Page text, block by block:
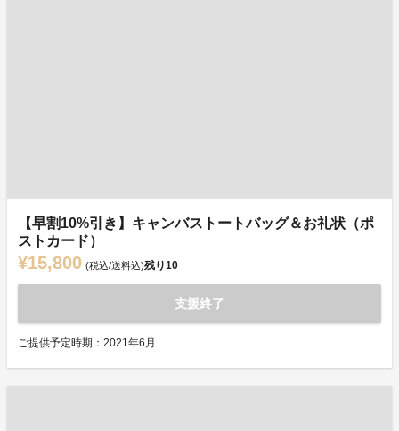
【早割10%引き】キャンバストートバッグ＆お礼状（ポ
ストカード）
¥15,800 (税込/送料込)残り10
支援終了
ご提供予定時期：2021年6月